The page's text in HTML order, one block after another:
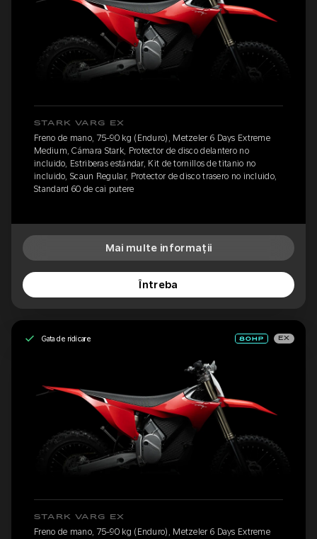
STARK VARG EX
Freno de mano, 75-90 kg (Enduro), Metzeler 6 Days Extreme
Medium, Cámara Stark, Protector de disco delantero no
incluido, Estriberas estándar, Kit de tornillos de titanio no
incluido, Scaun Regular, Protector de disco trasero no incluido,
Standard 60 de cai putere
Mai multe informații
Întreba
Gata de ridicare EX
STARK VARG EX
Freno de mano, 75-90 kg (Enduro), Metzeler 6 Days Extreme